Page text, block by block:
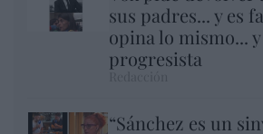
sus padres... y es
opina lo mismo... y
progresista
“Sánchez es un